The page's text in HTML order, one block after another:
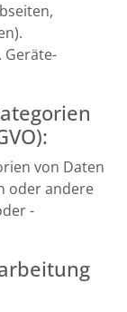
Geräte-
von Daten
oder andere
-